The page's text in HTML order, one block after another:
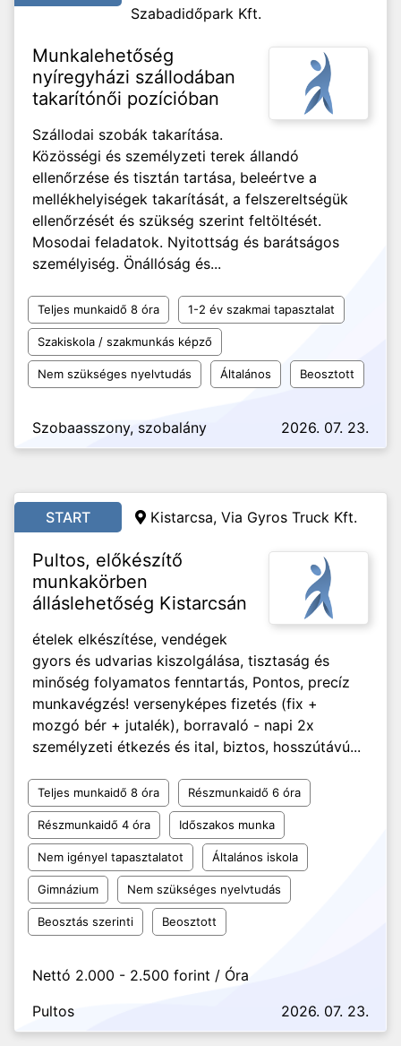
Szabadidőpark Kft.
Munkalehetőség
nyíregyházi szállodában
takarítónői pozícióban
Szállodai szobák takarítása.
Közösségi és személyzeti terek állandó
ellenőrzése és tisztán tartása, beleértve a
mellékhelyiségek takarítását, a felszereltségük
ellenőrzését és szükség szerint feltöltését.
Mosodai feladatok. Nyitottság és barátságos
személyiség. Önállóság és...
Teljes munkaidő 8 óra 1-2 év szakmai tapasztalat
Szakiskola / szakmunkás képző
Nem szükséges nyelvtudás Általános Beosztott
Szobaasszony, szobalány 2026. 07. 23.
START Kistarcsa, Via Gyros Truck Kft.
Pultos, előkészítő
munkakörben
álláslehetőség Kistarcsán
ételek elkészítése, vendégek
gyors és udvarias kiszolgálása, tisztaság és
minőség folyamatos fenntartás, Pontos, precíz
munkavégzés! versenyképes fizetés (fix +
mozgó bér + jutalék), borravaló - napi 2x
személyzeti étkezés és ital, biztos, hosszútávú...
Teljes munkaidő 8 óra Részmunkaidő 6 óra
Részmunkaidő 4 óra Időszakos munka
Nem igényel tapasztalatot Általános iskola
Gimnázium Nem szükséges nyelvtudás
Beosztás szerinti Beosztott
Nettó 2.000 - 2.500 forint / Óra
Pultos
2026. 07. 23.